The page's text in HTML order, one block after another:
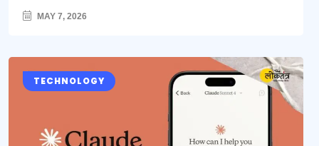
MAY 7, 2026
TECHNOLOGY